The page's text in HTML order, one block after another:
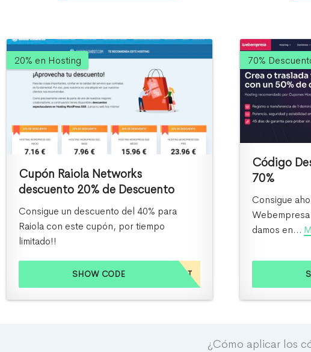
20% en Hosting
Cupón Raiola Networks
descuento 20% de Descuento
Consigue un descuento del 40% para
Raiola con este cupón, por tiempo
limitado!!
CUPONESHOST
SHOW CODE
70%
Código
70%
Consigue
damos en...
¿Cómo aplicar los